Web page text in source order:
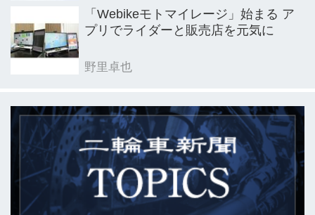
「Webikeモトマイレージ」始まる ア
プリでライダーと販売店を元気に
野里卓也